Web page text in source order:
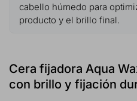
cabello húmedo para
producto y el brillo final.
Cera fijadora Aqua
con brillo y fijación